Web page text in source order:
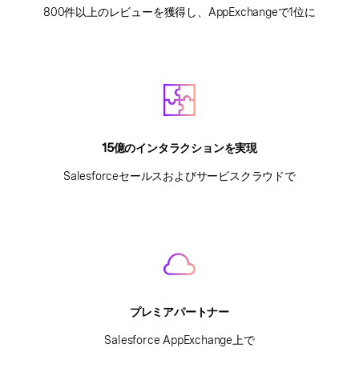
800件以上のレビューを獲得し、AppExchangeで1位に
15億のインタラクションを実現
Salesforceセールスおよびサービスクラウドで
プレミアパートナー
Salesforce AppExchange上で